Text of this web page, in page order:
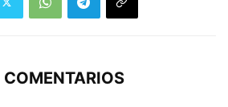
COMENTARIOS